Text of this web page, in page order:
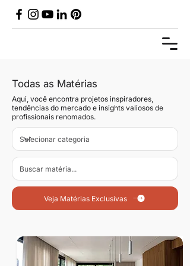
Todas as Matérias
Aqui, você encontra projetos inspiradores,
tendências do mercado e insights valiosos de
profissionais renomados.
Veja Matérias Exclusivas